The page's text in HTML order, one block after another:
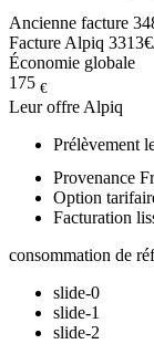
Ancienne facture
Facture Alpiq
Économie globale
175 €
Leur offre Alpiq
Prélèvement
Provenance
Option
Facturation
consommation de
slide-0
slide-1
slide-2